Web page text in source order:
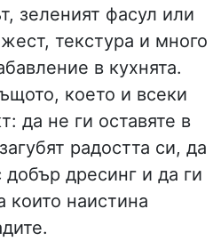
зеленият фасул или
текстура и много
в кухнята.
което и всеки
да не ги оставяте в
радостта си, да
дресинг и да ги
които наистина